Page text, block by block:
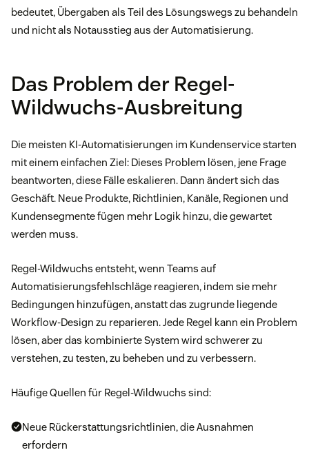
bedeutet, Übergaben als Teil des Lösungswegs zu behandeln
und nicht als Notausstieg aus der Automatisierung.
Das Problem der Regel-
Wildwuchs-Ausbreitung
Die meisten KI-Automatisierungen im Kundenservice starten
mit einem einfachen Ziel: Dieses Problem lösen, jene Frage
beantworten, diese Fälle eskalieren. Dann ändert sich das
Geschäft. Neue Produkte, Richtlinien, Kanäle, Regionen und
Kundensegmente fügen mehr Logik hinzu, die gewartet
werden muss.
Regel-Wildwuchs entsteht, wenn Teams auf
Automatisierungsfehlschläge reagieren, indem sie mehr
Bedingungen hinzufügen, anstatt das zugrunde liegende
Workflow-Design zu reparieren. Jede Regel kann ein Problem
lösen, aber das kombinierte System wird schwerer zu
verstehen, zu testen, zu beheben und zu verbessern.
Häufige Quellen für Regel-Wildwuchs sind:
Neue Rückerstattungsrichtlinien, die Ausnahmen
erfordern